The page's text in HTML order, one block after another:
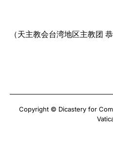
（天主教会台湾地区主教团 恭
Copyright © Dicastery for